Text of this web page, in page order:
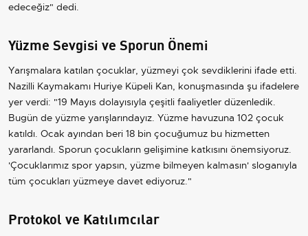
edeceğiz" dedi.
Yüzme Sevgisi ve Sporun Önemi
Yarışmalara katılan çocuklar, yüzmeyi çok sevdiklerini ifade etti.
Nazilli Kaymakamı Huriye Küpeli Kan, konuşmasında şu ifadelere
yer verdi: "19 Mayıs dolayısıyla çeşitli faaliyetler düzenledik.
Bugün de yüzme yarışlarındayız. Yüzme havuzuna 102 çocuk
katıldı. Ocak ayından beri 18 bin çocuğumuz bu hizmetten
yararlandı. Sporun çocukların gelişimine katkısını önemsiyoruz.
'Çocuklarımız spor yapsın, yüzme bilmeyen kalmasın' sloganıyla
tüm çocukları yüzmeye davet ediyoruz."
Protokol ve Katılımcılar